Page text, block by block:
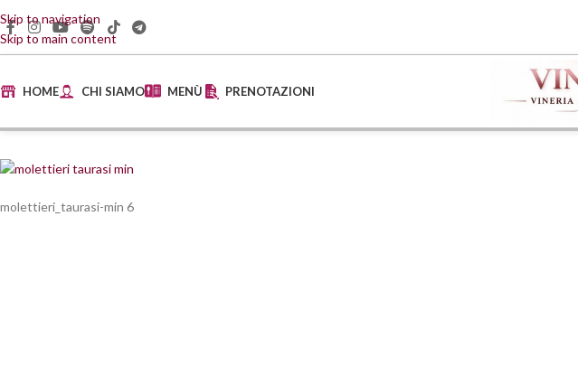
Skip to navigation
Skip to main content
HOME CHI SIAMO MENÙ PRENOTAZIONI
molettieri_taurasi-min 6